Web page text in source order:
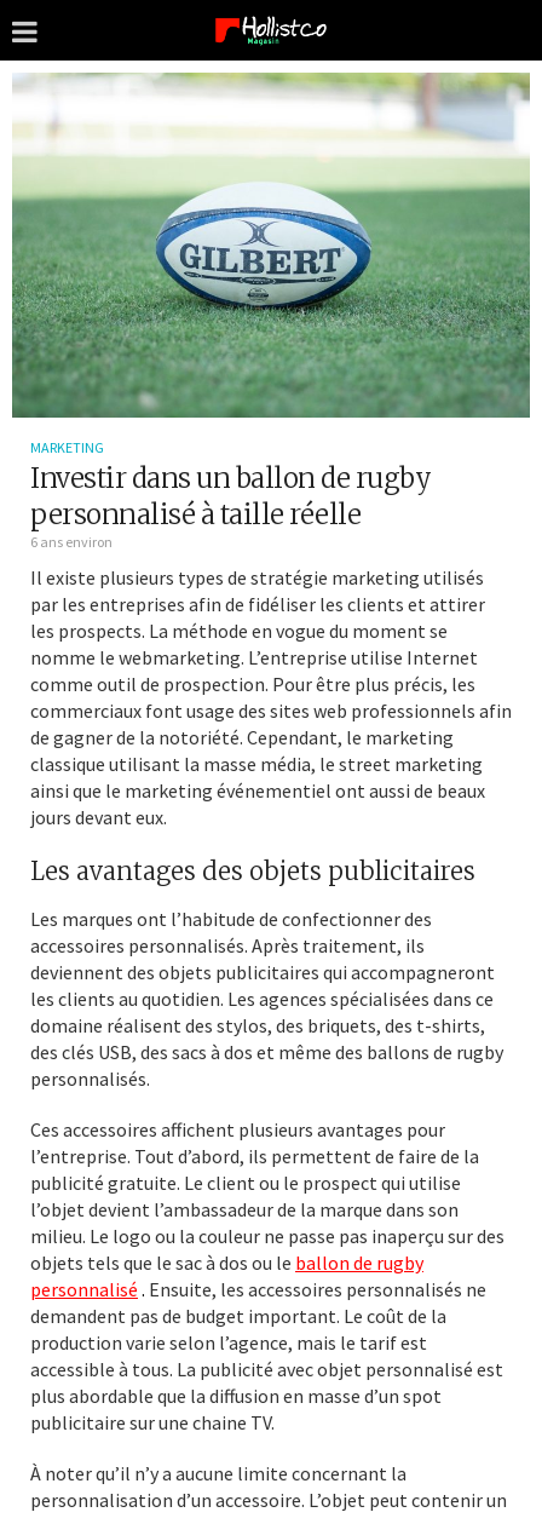
MARKETING
Investir dans un ballon de rugby
personnalisé à taille réelle
6 ans environ
Il existe plusieurs types de stratégie marketing utilisés
par les entreprises afin de fidéliser les clients et attirer
les prospects. La méthode en vogue du moment se
nomme le webmarketing. L’entreprise utilise Internet
comme outil de prospection. Pour être plus précis, les
commerciaux font usage des sites web professionnels afin
de gagner de la notoriété. Cependant, le marketing
classique utilisant la masse média, le street marketing
ainsi que le marketing événementiel ont aussi de beaux
jours devant eux.
Les avantages des objets publicitaires
Les marques ont l’habitude de confectionner des
accessoires personnalisés. Après traitement, ils
deviennent des objets publicitaires qui accompagneront
les clients au quotidien. Les agences spécialisées dans ce
domaine réalisent des stylos, des briquets, des t-shirts,
des clés USB, des sacs à dos et même des ballons de rugby
personnalisés.
Ces accessoires affichent plusieurs avantages pour
l’entreprise. Tout d’abord, ils permettent de faire de la
publicité gratuite. Le client ou le prospect qui utilise
l’objet devient l’ambassadeur de la marque dans son
milieu. Le logo ou la couleur ne passe pas inaperçu sur des
objets tels que le sac à dos ou le ballon de rugby
personnalisé . Ensuite, les accessoires personnalisés ne
demandent pas de budget important. Le coût de la
production varie selon l’agence, mais le tarif est
accessible à tous. La publicité avec objet personnalisé est
plus abordable que la diffusion en masse d’un spot
publicitaire sur une chaine TV.
À noter qu’il n’y a aucune limite concernant la
personnalisation d’un accessoire. L’objet peut contenir un